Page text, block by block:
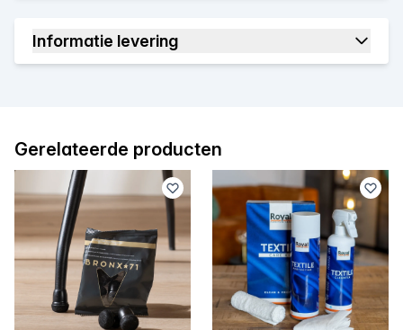
Informatie levering
Gerelateerde producten